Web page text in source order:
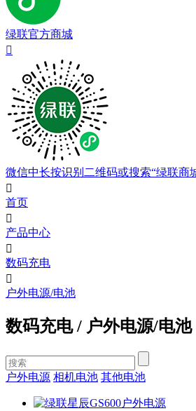
绿联官方商城

微信中长按识别二维码或搜索“绿联商

首页

产品中心

数码充电

户外电源/电池
数码充电 / 户外电源/电池
户外电源 相机电池 其他电池